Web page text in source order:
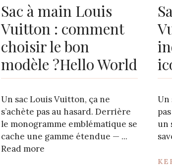
Sac à main Louis
Vuitton : comment
choisir le bon
modèle ?Hello World
Un sac Louis Vuitton, ça ne
s’achète pas au hasard. Derrière
le monogramme emblématique se
cache une gamme étendue — ...
Read more
Un
un